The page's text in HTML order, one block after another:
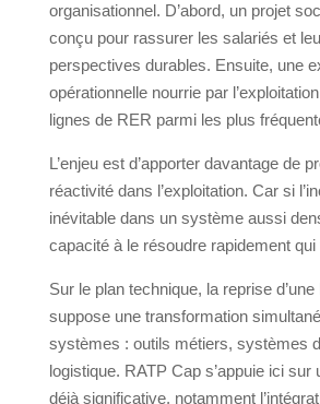
organisationnel. D’abord, un projet
conçu pour rassurer les salariés et
perspectives durables. Ensuite, une
opérationnelle nourrie par
lignes de RER parmi les plus
L’enjeu est d’apporter davantage de
réactivité dans l’exploitation. Car si
inévitable dans un système aussi
capacité à le résoudre rapidement qui
Sur le plan technique, la reprise
suppose une transformation
systèmes : outils métiers, systèmes
logistique. RATP Cap s’appuie ici sur
déjà significative, notamment